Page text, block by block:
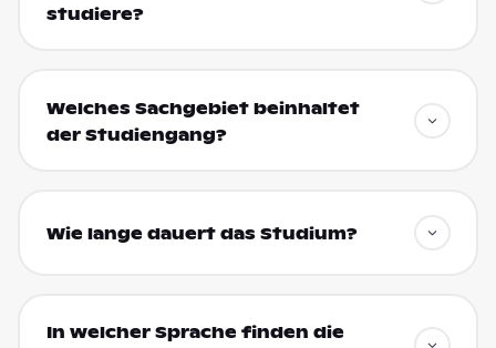
studiere?
Welches Sachgebiet beinhaltet
der Studiengang?
Wie lange dauert das Studium?
In welcher Sprache finden die